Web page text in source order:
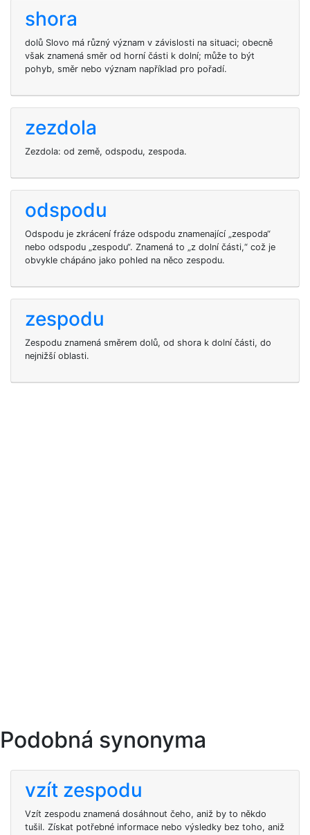
shora
dolů Slovo má různý význam v závislosti na situaci; obecně
však znamená směr od horní části k dolní; může to být
pohyb, směr nebo význam například pro pořadí.
zezdola
Zezdola: od země, odspodu, zespoda.
odspodu
Odspodu je zkrácení fráze odspodu znamenající „zespoda“
nebo odspodu „zespodu“. Znamená to „z dolní části,“ což je
obvykle chápáno jako pohled na něco zespodu.
zespodu
Zespodu znamená směrem dolů, od shora k dolní části, do
nejnižší oblasti.
Podobná synonyma
vzít zespodu
Vzít zespodu znamená dosáhnout čeho, aniž by to někdo
tušil. Získat potřebné informace nebo výsledky bez toho, aniž